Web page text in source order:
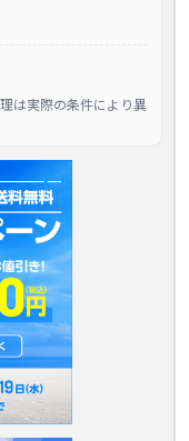
は実際の条件により異